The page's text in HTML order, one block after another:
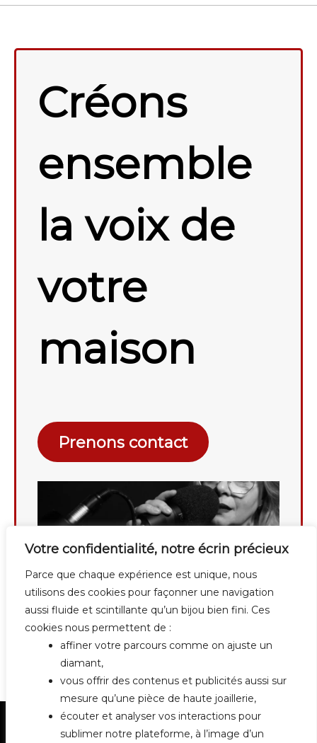
Votre confidentialité, notre écrin précieux
Parce que chaque expérience est unique, nous
utilisons des cookies pour façonner une navigation
aussi fluide et scintillante qu’un bijou bien fini. Ces
cookies nous permettent de :
affiner votre parcours comme on ajuste un
diamant,
vous offrir des contenus et publicités aussi sur
mesure qu’une pièce de haute joaillerie,
écouter et analyser vos interactions pour
sublimer notre plateforme, à l’image d’un
Créons
ensemble
la voix de
votre
maison
Prenons contact